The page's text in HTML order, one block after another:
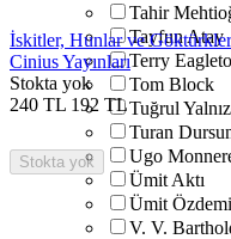
Tahir
Tayfun Atay
Terry
Tom Block
Tuğrul
Turan
Ugo
Ümit Aktı
Ümit
V. V.
İskitler, Hunlar ve
Cinius Yayınları
Stokta yok
240 TL 192 TL
Stokta yok